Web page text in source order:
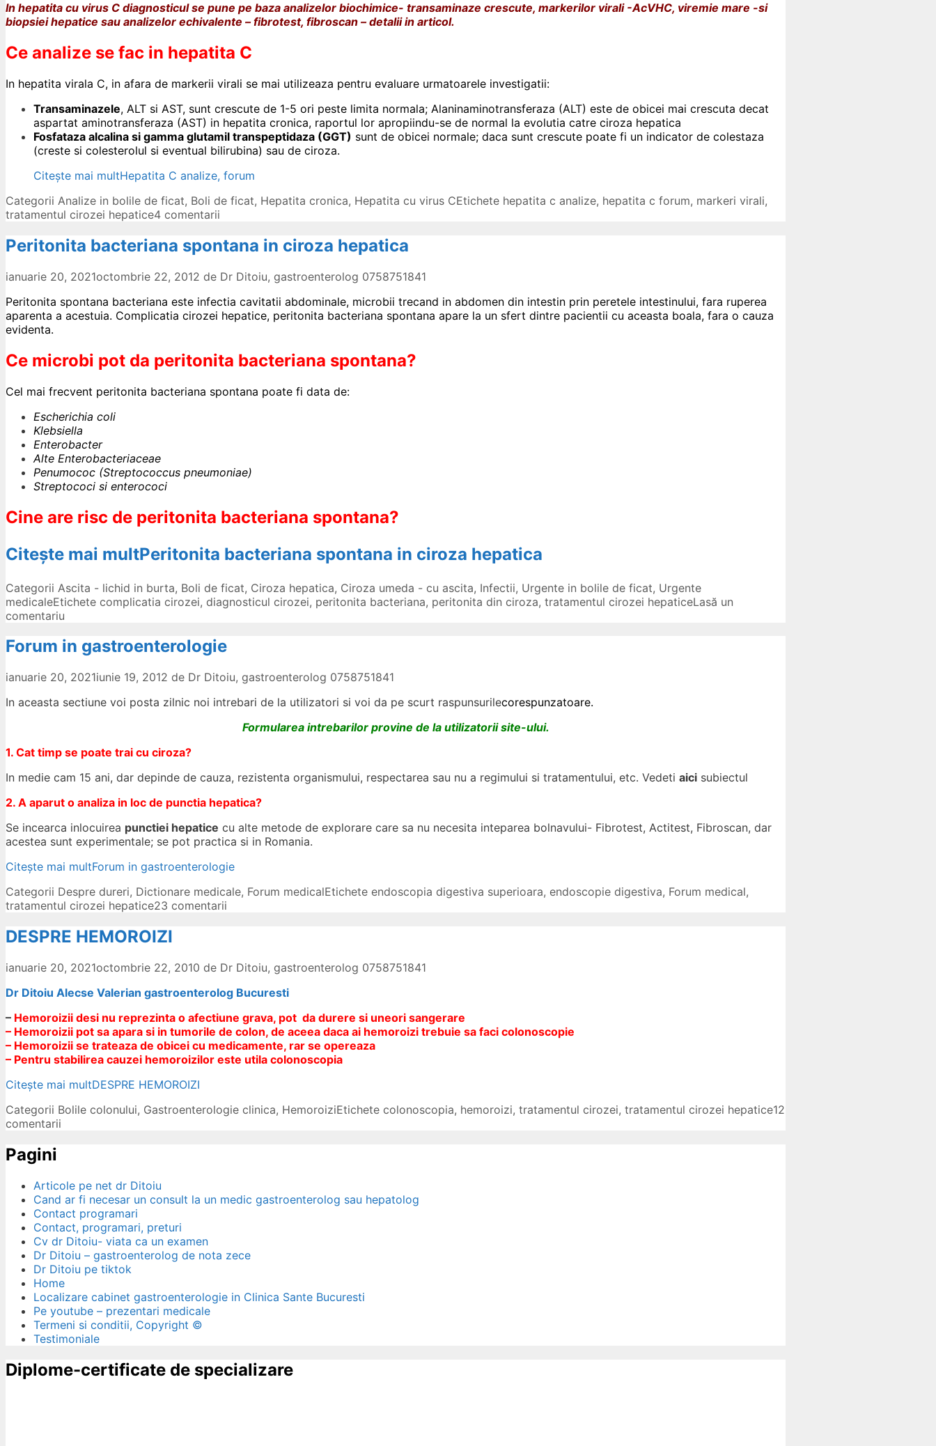
In hepatita cu virus C diagnosticul se pune pe baza analizelor biochimice- transaminaze crescute, markerilor virali -AcVHC, viremie mare -si
biopsiei hepatice sau analizelor echivalente – fibrotest, fibroscan – detalii in articol.
Ce analize se fac in hepatita C
In hepatita virala C, in afara de markerii virali se mai utilizeaza pentru evaluare urmatoarele investigatii:
Transaminazele, ALT si AST, sunt crescute de 1-5 ori peste limita normala; Alaninaminotransferaza (ALT) este de obicei mai crescuta decat
aspartat aminotransferaza (AST) in hepatita cronica, raportul lor apropiindu-se de normal la evolutia catre ciroza hepatica
Fosfataza alcalina si gamma glutamil transpeptidaza (GGT) sunt de obicei normale; daca sunt crescute poate fi un indicator de colestaza
(creste si colesterolul si eventual bilirubina) sau de ciroza.
Citește mai multHepatita C analize, forum
Categorii Analize in bolile de ficat, Boli de ficat, Hepatita cronica, Hepatita cu virus CEtichete hepatita c analize, hepatita c forum, markeri virali,
tratamentul cirozei hepatice4 comentarii
Peritonita bacteriana spontana in ciroza hepatica
ianuarie 20, 2021octombrie 22, 2012 de Dr Ditoiu, gastroenterolog 0758751841
Peritonita spontana bacteriana este infectia cavitatii abdominale, microbii trecand in abdomen din intestin prin peretele intestinului, fara ruperea
aparenta a acestuia. Complicatia cirozei hepatice, peritonita bacteriana spontana apare la un sfert dintre pacientii cu aceasta boala, fara o cauza
evidenta.
Ce microbi pot da peritonita bacteriana spontana?
Cel mai frecvent peritonita bacteriana spontana poate fi data de:
Escherichia coli
Klebsiella
Enterobacter
Alte Enterobacteriaceae
Penumococ (Streptococcus pneumoniae)
Streptococi si enterococi
Cine are risc de peritonita bacteriana spontana?
Citește mai multPeritonita bacteriana spontana in ciroza hepatica
Categorii Ascita - lichid in burta, Boli de ficat, Ciroza hepatica, Ciroza umeda - cu ascita, Infectii, Urgente in bolile de ficat, Urgente
medicaleEtichete complicatia cirozei, diagnosticul cirozei, peritonita bacteriana, peritonita din ciroza, tratamentul cirozei hepaticeLasă un
comentariu
Forum in gastroenterologie
ianuarie 20, 2021iunie 19, 2012 de Dr Ditoiu, gastroenterolog 0758751841
In aceasta sectiune voi posta zilnic noi intrebari de la utilizatori si voi da pe scurt raspunsurilecorespunzatoare.
Formularea intrebarilor provine de la utilizatorii site-ului.
1. Cat timp se poate trai cu ciroza?
In medie cam 15 ani, dar depinde de cauza, rezistenta organismului, respectarea sau nu a regimului si tratamentului, etc. Vedeti aici subiectul
2. A aparut o analiza in loc de punctia hepatica?
Se incearca inlocuirea punctiei hepatice cu alte metode de explorare care sa nu necesita inteparea bolnavului- Fibrotest, Actitest, Fibroscan, dar
acestea sunt experimentale; se pot practica si in Romania.
Citește mai multForum in gastroenterologie
Categorii Despre dureri, Dictionare medicale, Forum medicalEtichete endoscopia digestiva superioara, endoscopie digestiva, Forum medical,
tratamentul cirozei hepatice23 comentarii
DESPRE HEMOROIZI
ianuarie 20, 2021octombrie 22, 2010 de Dr Ditoiu, gastroenterolog 0758751841
Dr Ditoiu Alecse Valerian gastroenterolog Bucuresti
– Hemoroizii desi nu reprezinta o afectiune grava, pot da durere si uneori sangerare
– Hemoroizii pot sa apara si in tumorile de colon, de aceea daca ai hemoroizi trebuie sa faci colonoscopie
– Hemoroizii se trateaza de obicei cu medicamente, rar se opereaza
– Pentru stabilirea cauzei hemoroizilor este utila colonoscopia
Citește mai multDESPRE HEMOROIZI
Categorii Bolile colonului, Gastroenterologie clinica, HemoroiziEtichete colonoscopia, hemoroizi, tratamentul cirozei, tratamentul cirozei hepatice12
comentarii
Pagini
Articole pe net dr Ditoiu
Cand ar fi necesar un consult la un medic gastroenterolog sau hepatolog
Contact programari
Contact, programari, preturi
Cv dr Ditoiu- viata ca un examen
Dr Ditoiu – gastroenterolog de nota zece
Dr Ditoiu pe tiktok
Home
Localizare cabinet gastroenterologie in Clinica Sante Bucuresti
Pe youtube – prezentari medicale
Termeni si conditii, Copyright ©
Testimoniale
Diplome-certificate de specializare